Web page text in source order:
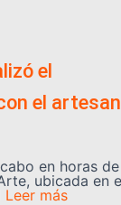
el
el
en horas de
ubicada en
Leer más